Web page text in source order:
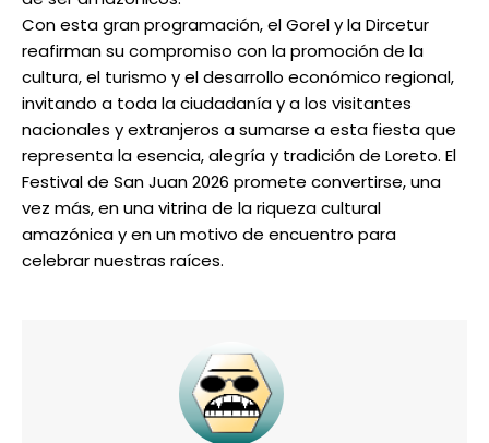
Con esta gran programación, el Gorel y la Dircetur
reafirman su compromiso con la promoción de la
cultura, el turismo y el desarrollo económico regional,
invitando a toda la ciudadanía y a los visitantes
nacionales y extranjeros a sumarse a esta fiesta que
representa la esencia, alegría y tradición de Loreto. El
Festival de San Juan 2026 promete convertirse, una
vez más, en una vitrina de la riqueza cultural
amazónica y en un motivo de encuentro para
celebrar nuestras raíces.